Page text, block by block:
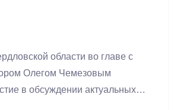
области во главе с
Олегом Чемезовым
в обсуждении актуальных